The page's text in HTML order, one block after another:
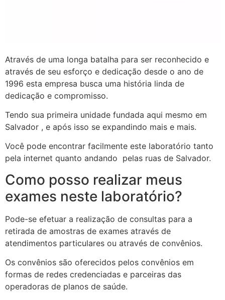
Através de uma longa batalha para ser reconhecido e
através de seu esforço e dedicação desde o ano de
1996 esta empresa busca uma história linda de
dedicação e compromisso.
Tendo sua primeira unidade fundada aqui mesmo em
Salvador , e após isso se expandindo mais e mais.
Você pode encontrar facilmente este laboratório tanto
pela internet quanto andando pelas ruas de Salvador.
Como posso realizar meus
exames neste laboratório?
Pode-se efetuar a realização de consultas para a
retirada de amostras de exames através de
atendimentos particulares ou através de convênios.
Os convênios são oferecidos pelos convênios em
formas de redes credenciadas e parceiras das
operadoras de planos de saúde.